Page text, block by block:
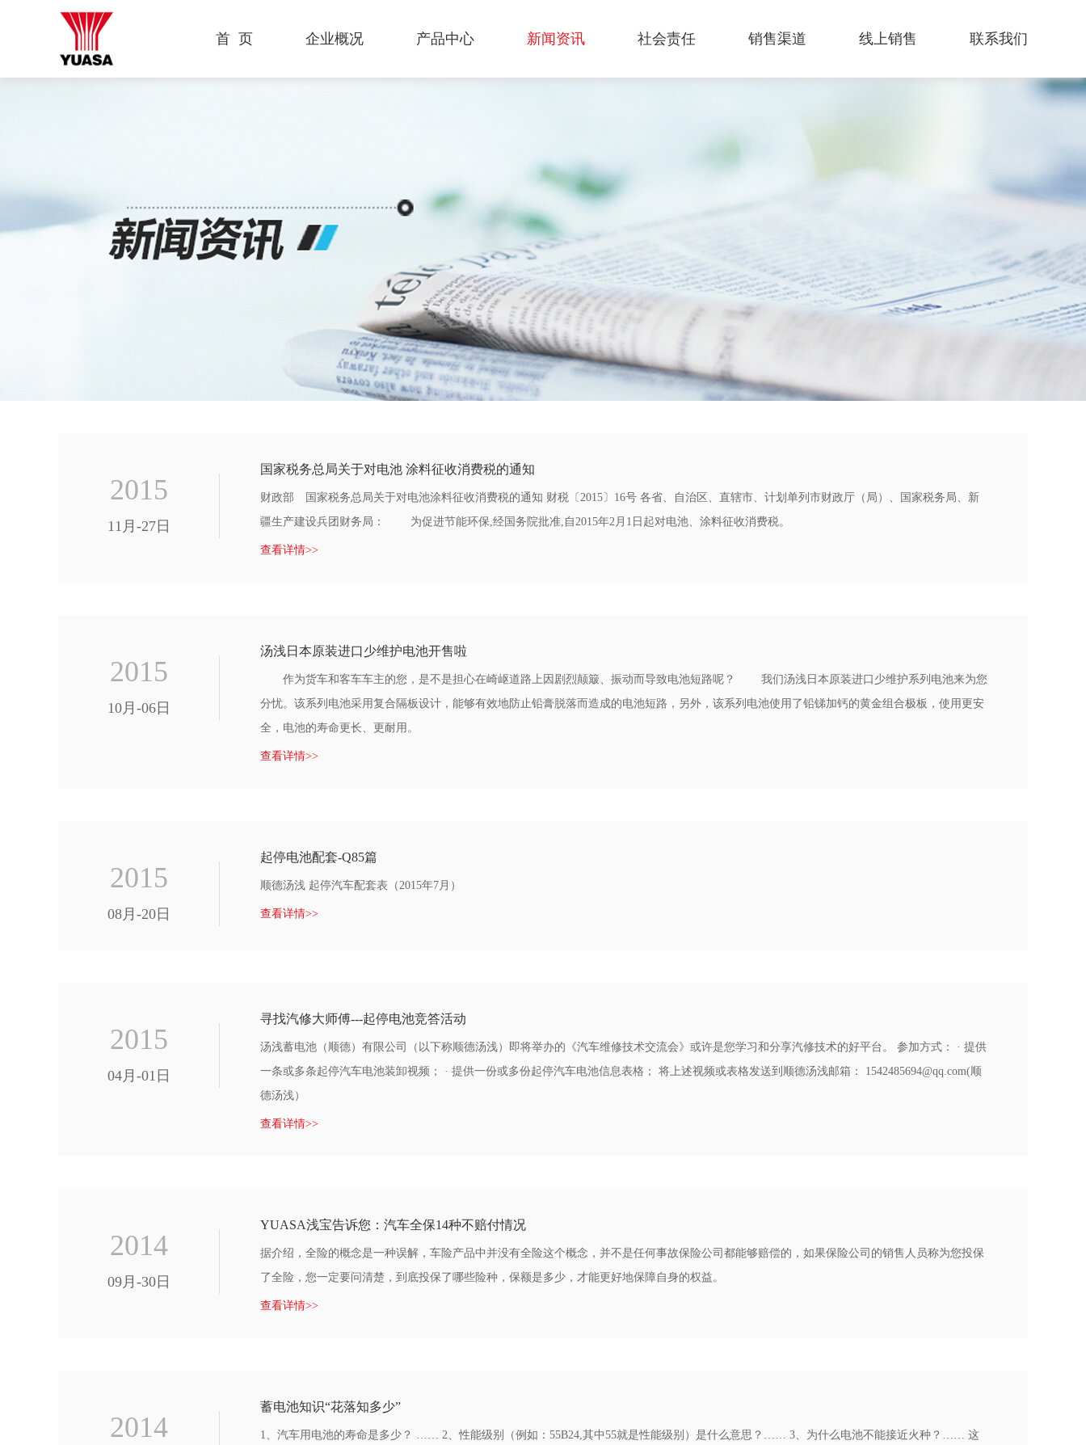
首 页 企业概况 产品中心 新闻资讯 社会责任 销售渠道 线上销售 联系我们
2015
11月-27日
国家税务总局关于对电池 涂料征收消费税的通知
财政部 国家税务总局关于对电池涂料征收消费税的通知 财税〔2015〕16号 各省、自治区、直辖市、计划单列市财政厅（局）、国家税务局、新
疆生产建设兵团财务局： 为促进节能环保,经国务院批准,自2015年2月1日起对电池、涂料征收消费税。
查看详情>>
2015
10月-06日
汤浅日本原装进口少维护电池开售啦
作为货车和客车车主的您，是不是担心在崎岖道路上因剧烈颠簸、振动而导致电池短路呢？ 我们汤浅日本原装进口少维护系列电池来为您
分忧。该系列电池采用复合隔板设计，能够有效地防止铅膏脱落而造成的电池短路，另外，该系列电池使用了铅锑加钙的黄金组合极板，使用更安
全，电池的寿命更长、更耐用。
查看详情>>
2015
08月-20日
起停电池配套-Q85篇
顺德汤浅 起停汽车配套表（2015年7月）
查看详情>>
2015
04月-01日
寻找汽修大师傅---起停电池竞答活动
汤浅蓄电池（顺德）有限公司（以下称顺德汤浅）即将举办的《汽车维修技术交流会》或许是您学习和分享汽修技术的好平台。 参加方式： · 提供
一条或多条起停汽车电池装卸视频； · 提供一份或多份起停汽车电池信息表格； 将上述视频或表格发送到顺德汤浅邮箱： 1542485694@qq.com(顺
德汤浅）
查看详情>>
2014
09月-30日
YUASA浅宝告诉您：汽车全保14种不赔付情况
据介绍，全险的概念是一种误解，车险产品中并没有全险这个概念，并不是任何事故保险公司都能够赔偿的，如果保险公司的销售人员称为您投保
了全险，您一定要问清楚，到底投保了哪些险种，保额是多少，才能更好地保障自身的权益。
查看详情>>
2014
蓄电池知识“花落知多少”
1、汽车用电池的寿命是多少？ …… 2、性能级别（例如：55B24,其中55就是性能级别）是什么意思？…… 3、为什么电池不能接近火种？…… 这